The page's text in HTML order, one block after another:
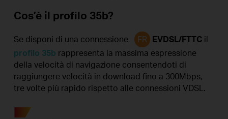
Cos’è il profilo 35b?
Se disponi di una connessione FR EVDSL/FTTCil
profilo 35b rappresenta la massima espressione
della velocità di navigazione consentendoti di
raggiungere velocità in download fino a 300Mbps,
tre volte più rapido rispetto alle connessioni VDSL.